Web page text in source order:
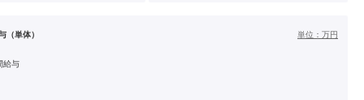
（単体） 単位： 万円
給与